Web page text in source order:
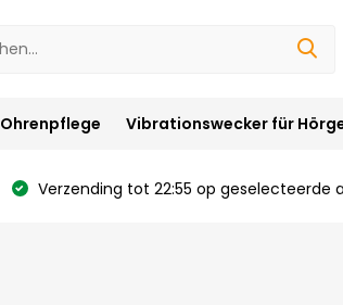
Ohrenpflege Vibrationswecker für
Verzending tot 22:55 op geselecteerde